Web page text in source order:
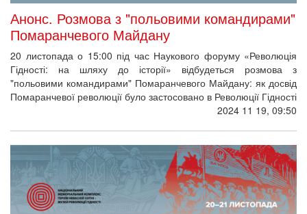
Анонс. Розмова з "польовими командирами"
Помаранчевого Майдану
20 листопада о 15:00 під час Наукового форуму «Революція
Гідності: на шляху до історії» відбудеться розмова з
"польовими командирами" Помаранчевого Майдану: як досвід
Помаранчевої революції було застосовано в Революції Гідності
2024 11 19, 09:50